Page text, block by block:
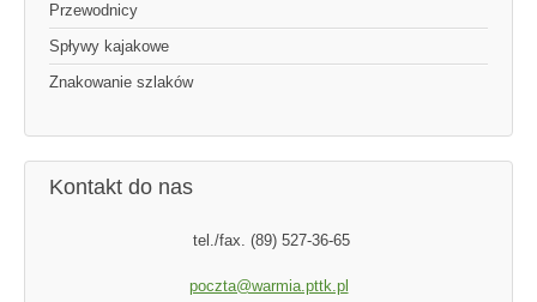
Przewodnicy
Spływy kajakowe
Znakowanie szlaków
Kontakt do nas
tel./fax. (89) 527-36-65
poczta@warmia.pttk.pl